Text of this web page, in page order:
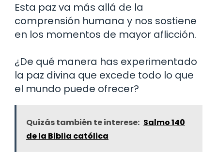
Esta paz va más allá de la
comprensión humana y nos sostiene
en los momentos de mayor aflicción.
¿De qué manera has experimentado
la paz divina que excede todo lo que
el mundo puede ofrecer?
Quizás también te interese: Salmo 140
de la Biblia católica